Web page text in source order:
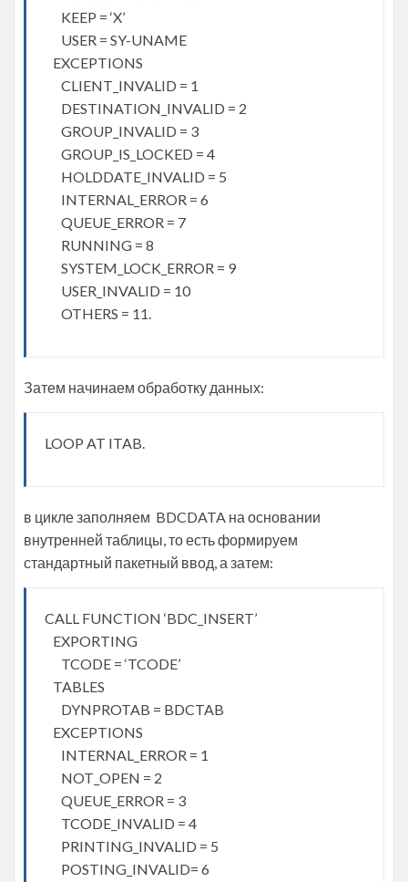
KEEP = ‘X’
USER = SY-UNAME
EXCEPTIONS
CLIENT_INVALID = 1
DESTINATION_INVALID = 2
GROUP_INVALID = 3
GROUP_IS_LOCKED = 4
HOLDDATE_INVALID = 5
INTERNAL_ERROR = 6
QUEUE_ERROR = 7
RUNNING = 8
SYSTEM_LOCK_ERROR = 9
USER_INVALID = 10
OTHERS = 11.
Затем начинаем обработку данных:
LOOP AT ITAB.
в цикле заполняем BDCDATA на основании
внутренней таблицы, то есть формируем
стандартный пакетный ввод, а затем:
CALL FUNCTION ‘BDC_INSERT’
EXPORTING
TCODE = ‘TCODE’
TABLES
DYNPROTAB = BDCTAB
EXCEPTIONS
INTERNAL_ERROR = 1
NOT_OPEN = 2
QUEUE_ERROR = 3
TCODE_INVALID = 4
PRINTING_INVALID = 5
POSTING_INVALID= 6